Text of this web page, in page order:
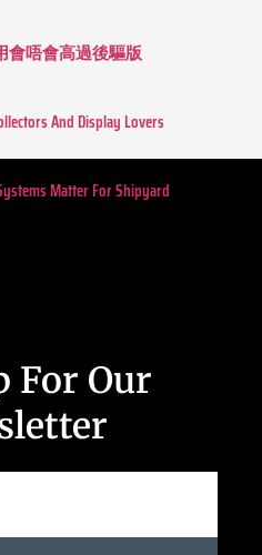
會唔會高過後驅版
And Display Lovers
Matter For Shipyard
For Our